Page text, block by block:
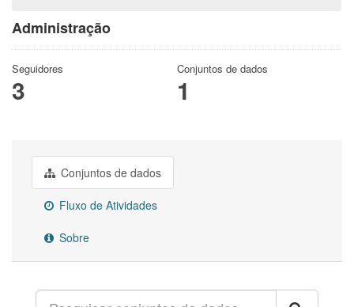
Administração
Seguidores
3
Conjuntos de dados
1
Conjuntos de dados
Fluxo de Atividades
Sobre